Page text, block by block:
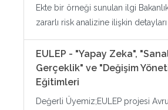
Ekte bir örneği sunulan ilgi Bakanlık
zararlı risk analizine ilişkin detayları
EULEP - "Yapay Zeka",
Gerçeklik" ve "Değişim
Eğitimleri
Değerli Üyemiz;EULEP projesi